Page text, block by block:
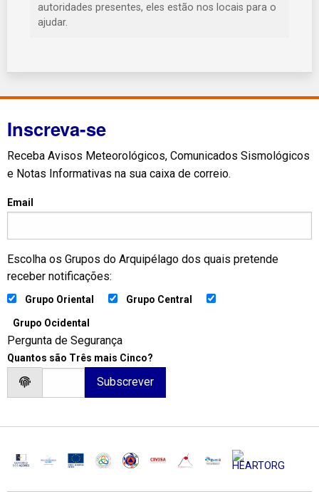
autoridades presentes, eles estão nos locais para o
ajudar.
Inscreva-se
Receba Avisos Meteorológicos, Comunicados Sismológicos
e Notas Informativas na sua caixa de correio.
Email
Escolha os Grupos do Arquipélago dos quais pretende
receber notificações:
Grupo Oriental Grupo Central
Grupo Ocidental
Pergunta de Segurança
Quantos são Três mais Cinco?